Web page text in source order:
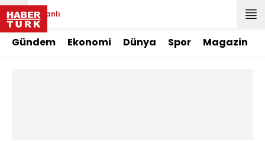
Canlı
Gündem Ekonomi Dünya Spor Magazin